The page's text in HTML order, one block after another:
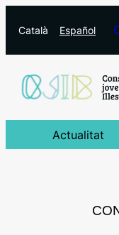
contingut
Català Español
Actualitat